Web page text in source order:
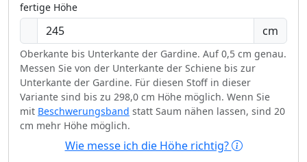
fertige Höhe
cm
Oberkante bis Unterkante der Gardine. Auf 0,5 cm genau.
Messen Sie von der Unterkante der Schiene bis zur
Unterkante der Gardine. Für diesen Stoff in dieser
Variante sind bis zu 298,0 cm Höhe möglich. Wenn Sie
mit Beschwerungsband statt Saum nähen lassen, sind 20
cm mehr Höhe möglich.
Wie messe ich die Höhe richtig?